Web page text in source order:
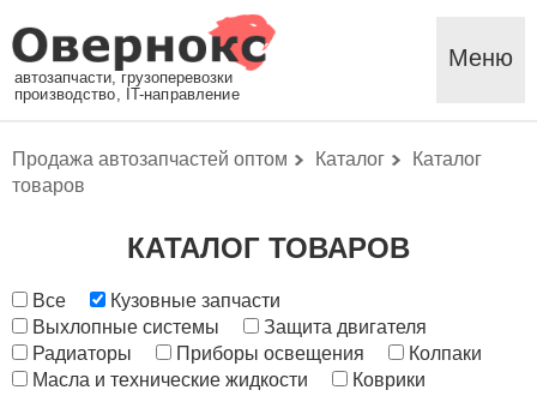
автозапчасти, грузоперевозки
производство, IT-направление
Меню
Продажа автозапчастей оптом Каталог
Каталог
товаров
КАТАЛОГ ТОВАРОВ
Все
Кузовные запчасти
Выхлопные системы
Защита двигателя
Радиаторы
Приборы освещения
Колпаки
Масла и технические жидкости
Коврики